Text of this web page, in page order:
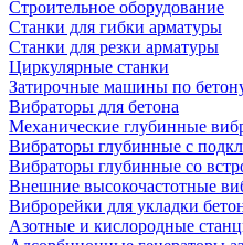
Строительное оборудование
Станки для гибки арматуры
Станки для резки арматуры
Циркулярные станки
Затирочные машины по
Вибраторы для бетона
Механические глубинные
Вибраторы глубинные с
Вибраторы глубинные со
Внешние высокочастотные
Виброрейки для укладки
Азотные и кислородные